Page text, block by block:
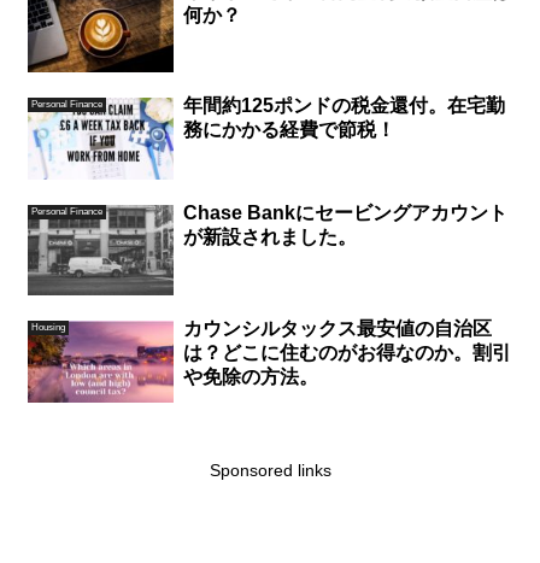
何か？
Personal Finance
年間約125ポンドの税金還付。在宅勤
務にかかる経費で節税！
Personal Finance
Chase Bankにセービングアカウント
が新設されました。
Housing
カウンシルタックス最安値の自治区
は？どこに住むのがお得なのか。割引
や免除の方法。
Sponsored links